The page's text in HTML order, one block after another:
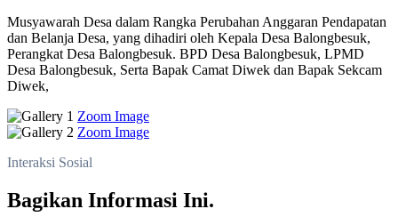
Musyawarah Desa dalam Rangka Perubahan Anggaran Pendapatan
dan Belanja Desa, yang dihadiri oleh Kepala Desa Balongbesuk,
Perangkat Desa Balongbesuk. BPD Desa Balongbesuk, LPMD
Desa Balongbesuk, Serta Bapak Camat Diwek dan Bapak Sekcam
Diwek,
Zoom Image
Zoom Image
Interaksi Sosial
Bagikan Informasi Ini.